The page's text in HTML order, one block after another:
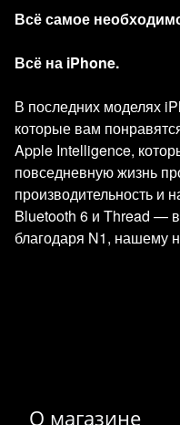
Всё самое
Всё на iPhone.
В последних моделях
которые вам
Apple Intelligence,
повседневную жизнь
производительность и
Bluetooth 6 и Thread —
благодаря N1, нашему
О магазине